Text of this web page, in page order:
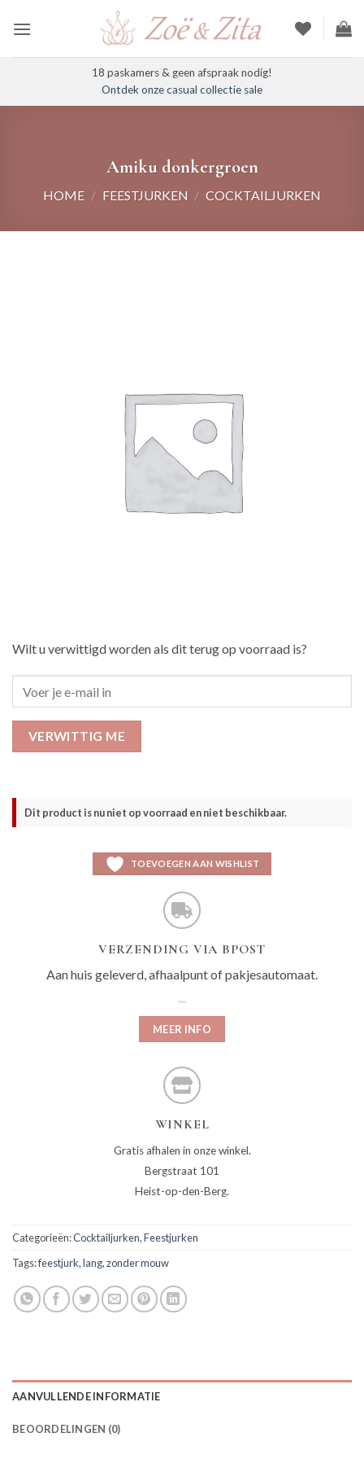
naar
18 paskamers & geen afspraak nodig!
Ontdek onze casual collectie sale
Amiku donkergroen
HOME / FEESTJURKEN / COCKTAILJURKEN
Wilt u verwittigd worden als dit terug op voorraad is?
VERWITTIG ME
Dit product is nu niet op voorraad en niet beschikbaar.
TOEVOEGEN AAN WISHLIST
VERZENDING VIA BPOST
Aan huis geleverd, afhaalpunt of pakjesautomaat.
MEER INFO
WINKEL
Gratis afhalen in onze winkel.
Bergstraat 101
Heist-op-den-Berg.
Categorieën:Cocktailjurken,Feestjurken
Tags:feestjurk,lang,zonder mouw
AANVULLENDE INFORMATIE
BEOORDELINGEN (0)